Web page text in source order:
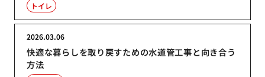
トイレ
快適な暮らしを取り戻すための水道管工事と向き合う
方法
2026.03.06